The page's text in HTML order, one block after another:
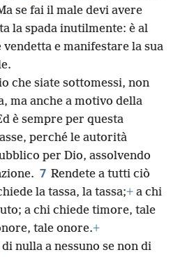
se fai il male devi avere
la spada inutilmente: è al
e manifestare la sua
che siate sottomessi, non
ma anche a motivo della
è sempre per questa
perché le autorità
per Dio, assolvendo
7 Rendete a tutti ciò
la tassa, la tassa;+ a chi
a chi chiede timore, tale
tale onore.+
nulla a nessuno se non di